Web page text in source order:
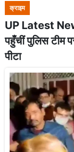
क्राइम
UP Latest
पहुँचीं पुलिस टीम
पीटा